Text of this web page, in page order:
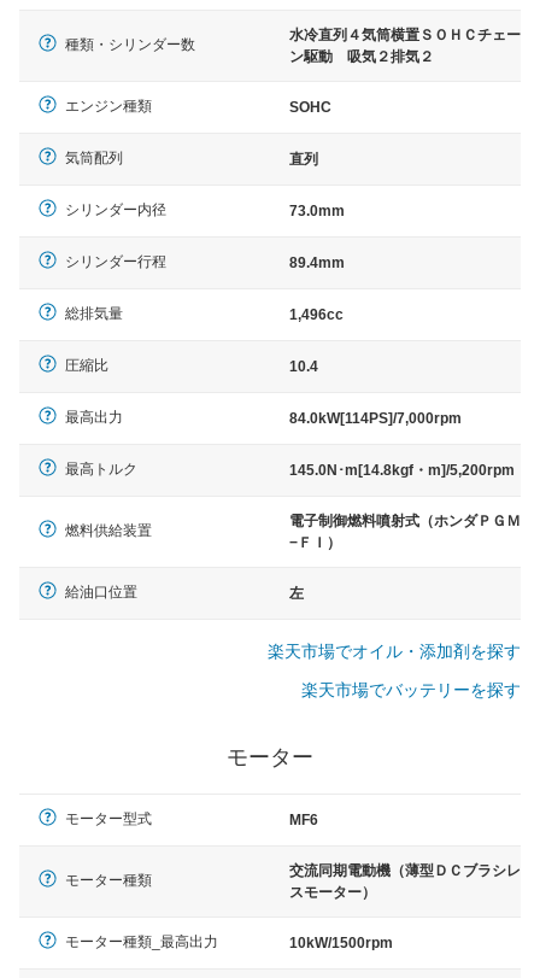
種類・シリンダー数
水冷直列４気筒横置ＳＯＨＣチェー
ン駆動 吸気２排気２
エンジン種類 SOHC
気筒配列 直列
シリンダー内径 73.0mm
シリンダー行程 89.4mm
総排気量 1,496cc
圧縮比 10.4
最高出力 84.0kW[114PS]/7,000rpm
最高トルク 145.0N･m[14.8kgf・m]/5,200rpm
燃料供給装置
電子制御燃料噴射式（ホンダＰＧＭ
−ＦＩ）
給油口位置 左
楽天市場でオイル・添加剤を探す
楽天市場でバッテリーを探す
モーター
モーター型式 MF6
モーター種類
交流同期電動機（薄型ＤＣブラシレ
スモーター）
モーター種類_最高出力 10kW/1500rpm